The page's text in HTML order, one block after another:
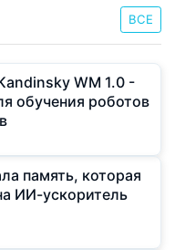
ВСЕ
WM 1.0 -
обучения роботов
память, которая
ИИ-ускоритель